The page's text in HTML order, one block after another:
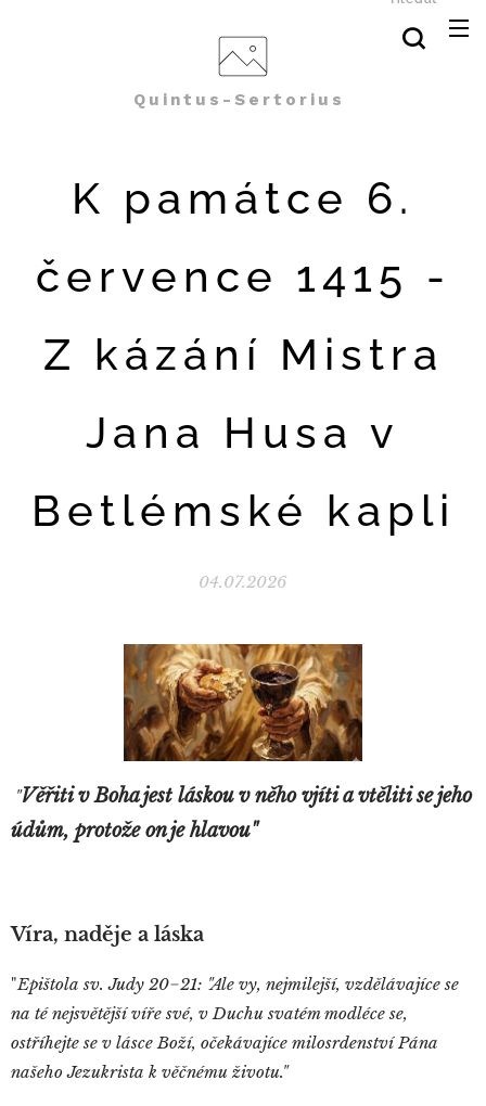
Quintus-Sertorius
K památce 6.
července 1415 -
Z kázání Mistra
Jana Husa v
Betlémské kapli
04.07.2026
"Věřiti v Boha jest láskou v něho vjíti a vtěliti se jeho
údům, protože on je hlavou"
Víra, naděje a láska
"Epištola sv. Judy 20−21: "Ale vy, nejmilejší, vzdělávajíce se
na té nejsvětější víře své, v Duchu svatém modléce se,
ostříhejte se v lásce Boží, očekávajíce milosrdenství Pána
našeho Jezukrista k věčnému životu."